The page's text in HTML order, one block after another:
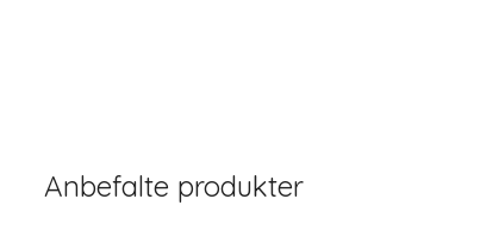
Anbefalte produkter